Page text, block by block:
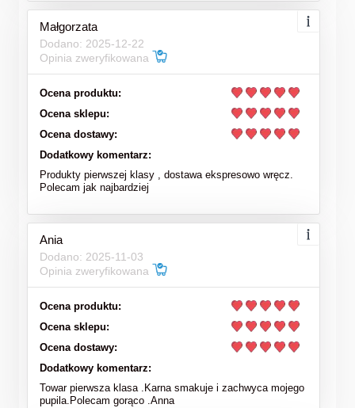
Małgorzata
Dodano: 2025-12-22
Opinia zweryfikowana
Ocena produktu:
Ocena sklepu:
Ocena dostawy:
Dodatkowy komentarz:
Produkty pierwszej klasy , dostawa ekspresowo wręcz.
Polecam jak najbardziej
Ania
Dodano: 2025-11-03
Opinia zweryfikowana
Ocena produktu:
Ocena sklepu:
Ocena dostawy:
Dodatkowy komentarz:
Towar pierwsza klasa .Karna smakuje i zachwyca mojego
pupila.Polecam gorąco .Anna